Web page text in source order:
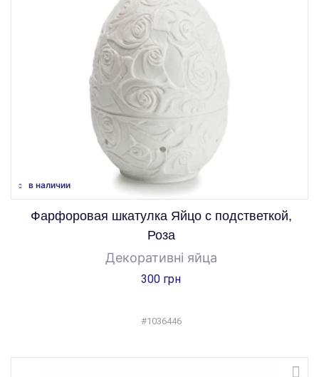
в наличии
Фарфоровая шкатулка Яйцо с подстветкой,
Роза
Декоративні яйца
300 грн
#1036446